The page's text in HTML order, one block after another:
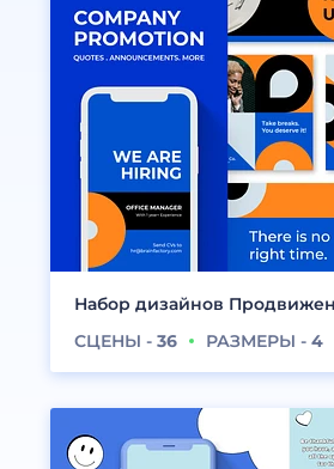
Набор дизайнов
СЦЕНЫ - 36 РАЗМЕРЫ - 4